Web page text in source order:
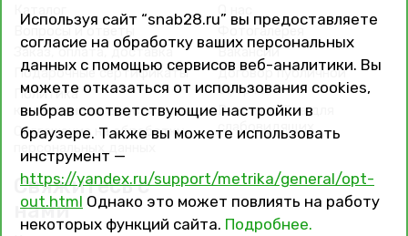
Каталог
Вопросы и ответы
Заказ, оплата, доставка
Подарочные сертификаты
Политика
конфиденциальности
Соглашение на обработку
О нас
Фотогалерея
Вакансии
Договор публичной
оферты
Версия сайта для
слабовидящих
Свяжитесь с
нами
Используя сайт “snab28.ru” вы предоставляете
согласие на обработку ваших персональных
данных с помощью сервисов веб-аналитики. Вы
можете отказаться от использования cookies,
выбрав соответствующие настройки в
браузере. Также вы можете использовать
инструмент —
https://yandex.ru/support/metrika/general/opt-
out.html Однако это может повлиять на работу
некоторых функций сайта. Подробнее.